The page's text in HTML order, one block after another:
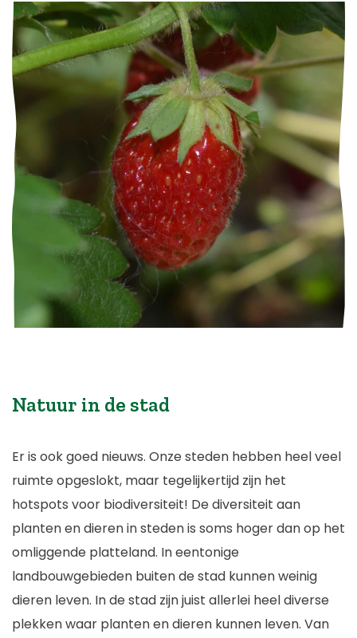
Natuur in de stad
Er is ook goed nieuws. Onze steden hebben heel veel
ruimte opgeslokt, maar tegelijkertijd zijn het
hotspots voor biodiversiteit! De diversiteit aan
planten en dieren in steden is soms hoger dan op het
omliggende platteland. In eentonige
landbouwgebieden buiten de stad kunnen weinig
dieren leven. In de stad zijn juist allerlei heel diverse
plekken waar planten en dieren kunnen leven. Van